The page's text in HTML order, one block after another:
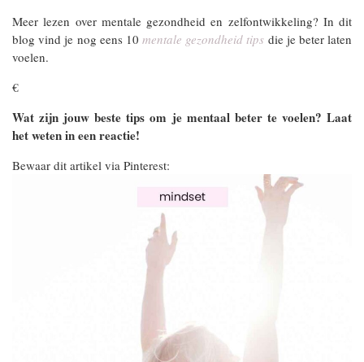
Meer lezen over mentale gezondheid en zelfontwikkeling? In dit
blog vind je nog eens 10 mentale gezondheid tips die je beter laten
voelen.
€
Wat zijn jouw beste tips om je mentaal beter te voelen? Laat
het weten in een reactie!
Bewaar dit artikel via Pinterest: